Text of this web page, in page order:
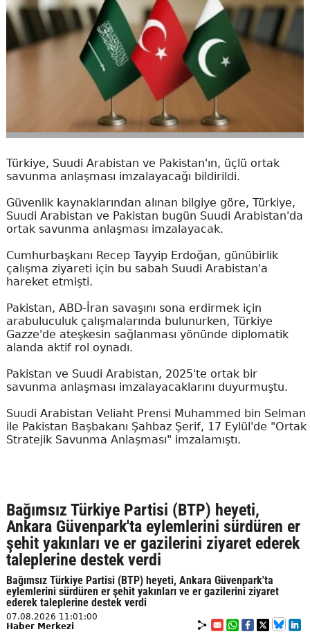
Türkiye, Suudi Arabistan ve Pakistan'ın, üçlü ortak
savunma anlaşması imzalayacağı bildirildi.
Güvenlik kaynaklarından alınan bilgiye göre, Türkiye,
Suudi Arabistan ve Pakistan bugün Suudi Arabistan'da
ortak savunma anlaşması imzalayacak.
Cumhurbaşkanı Recep Tayyip Erdoğan, günübirlik
çalışma ziyareti için bu sabah Suudi Arabistan'a
hareket etmişti.
Pakistan, ABD-İran savaşını sona erdirmek için
arabuluculuk çalışmalarında bulunurken, Türkiye
Gazze'de ateşkesin sağlanması yönünde diplomatik
alanda aktif rol oynadı.
Pakistan ve Suudi Arabistan, 2025'te ortak bir
savunma anlaşması imzalayacaklarını duyurmuştu.
Suudi Arabistan Veliaht Prensi Muhammed bin Selman
ile Pakistan Başbakanı Şahbaz Şerif, 17 Eylül'de "Ortak
Stratejik Savunma Anlaşması" imzalamıştı.
Bağımsız Türkiye Partisi (BTP) heyeti,
Ankara Güvenpark'ta eylemlerini sürdüren er
şehit yakınları ve er gazilerini ziyaret ederek
taleplerine destek verdi
Bağımsız Türkiye Partisi (BTP) heyeti, Ankara Güvenpark'ta
eylemlerini sürdüren er şehit yakınları ve er gazilerini ziyaret
ederek taleplerine destek verdi
07.08.2026 11:01:00
Haber Merkezi